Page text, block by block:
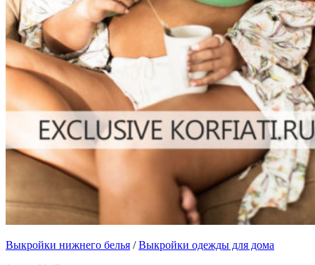
Выкройки нижнего белья /Выкройки одежды для дома